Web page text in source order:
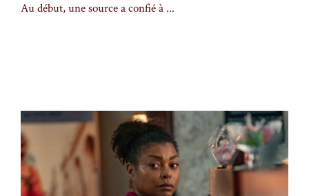
Au début, une source a confié à ...